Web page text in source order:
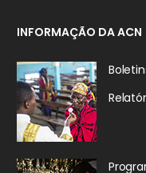
INFORMAÇÃO DA ACN